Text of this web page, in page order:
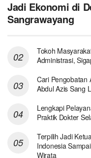
Jadi Ekonomi di
Sangrawayang
Tokoh
Administrasi,
Cari Pengobatan
Abdul Azis Sang
Lengkapi
Praktik Dokter
Terpilih Jadi
Indonesia
Wirata